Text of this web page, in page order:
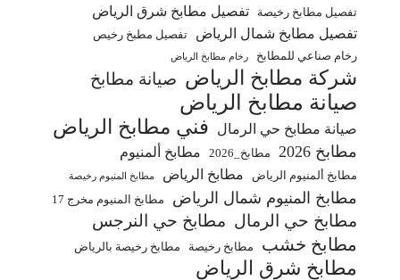
تفصيل مطابخ رخيصة
تفصيل مطابخ شرق الرياض
تفصيل مطابخ شمال الرياض
تفصيل مطبخ رخيص
رخام صناعي للمطابخ
رخام مطابخ الرياض
شركة مطابخ الرياض صيانة مطابخ
صيانة مطابخ الرياض
صيانة مطابخ حي الرمال فني مطابخ الرياض
مطابخ 2026 مطابخ_2026 مطابخ ألمنيوم
مطابخ ألمنيوم الرياض مطابخ الرياض مطابخ المنيوم رخيصة
مطابخ المنيوم شمال الرياض مطابخ المنيوم مخرج 17
مطابخ حي الرمال مطابخ حي النرجس
مطابخ خشب مطابخ رخيصة مطابخ رخيصة بالرياض
مطابخ شرق الرياض